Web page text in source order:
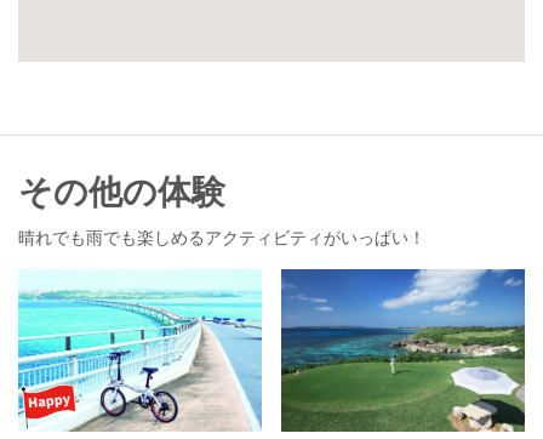
その他の体験
晴れでも雨でも楽しめるアクティビティがいっぱい！